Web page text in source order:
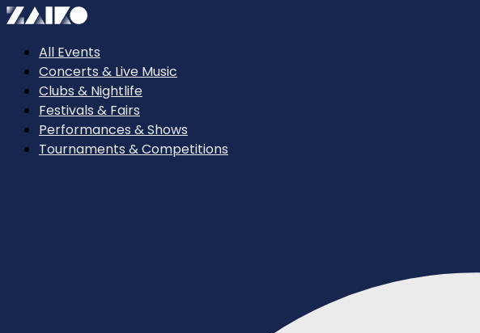
All Events
Concerts & Live Music
Clubs & Nightlife
Festivals & Fairs
Performances & Shows
Tournaments & Competitions